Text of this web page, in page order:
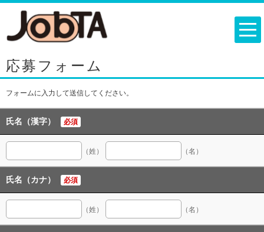
応募フォーム
フォームに入力して送信してください。
氏名（漢字） 必須
（姓） （名）
氏名（カナ） 必須
（姓） （名）